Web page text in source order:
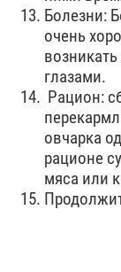
Болезни:
очень
глазами.
Рацион:
овчарка
рационе
мяса или